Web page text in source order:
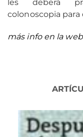
les deberá
colonoscopia
más info en la web